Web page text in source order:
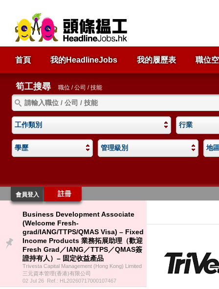
首頁 我的HeadlineJobs 我的履歷表 職位
筍工搜尋 職位 / 公司 / 技能
工作類別 行業
學歷 管理級別 地
會員登入 註冊
Business Development Associate
(Welcome Fresh-
grad/IANG/TTPS/QMAS Visa) – Fixed
Income Products 業務拓展助理（歡迎
Fresh Grad／IANG／TTPS／QMAS簽
證持有人）– 固定收益產品
Trivesta Capital Management (Hong Kong) Limited
三元資本管理(香港)有限公司
02 Jul 26 Ref.: HL20260717000107467